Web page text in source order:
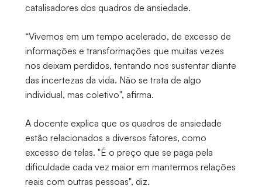
catalisadores dos quadros de ansiedade.
“Vivemos em um tempo acelerado, de excesso de
informações e transformações que muitas vezes
nos deixam perdidos, tentando nos sustentar diante
das incertezas da vida. Não se trata de algo
individual, mas coletivo", afirma.
A docente explica que os quadros de ansiedade
estão relacionados a diversos fatores, como
excesso de telas. "É o preço que se paga pela
dificuldade cada vez maior em mantermos relações
reais com outras pessoas", diz.